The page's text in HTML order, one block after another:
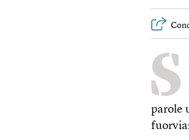
S
parole